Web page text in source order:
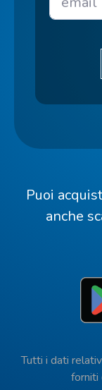
Puoi
anche
Tutti i dati
forniti